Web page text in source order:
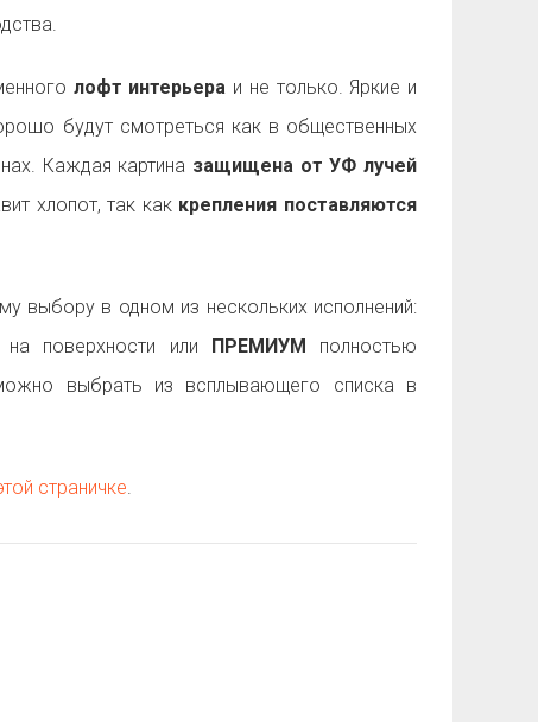
лофт интерьера и не только. Яркие и
будут смотреться как в общественных
Каждая картина защищена от УФ лучей
хлопот, так как крепления поставляются
выбору в одном из нескольких исполнений:
на поверхности или ПРЕМИУМ полностью
выбрать из всплывающего списка в
страничке